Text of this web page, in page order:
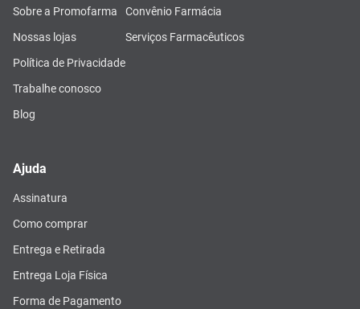
Sobre a Promofarma
Nossas lojas
Política de Privacidade
Trabalhe conosco
Blog
Convênio Farmácia
Serviços Farmacêuticos
Ajuda
Assinatura
Como comprar
Entrega e Retirada
Entrega Loja Física
Forma de Pagamento